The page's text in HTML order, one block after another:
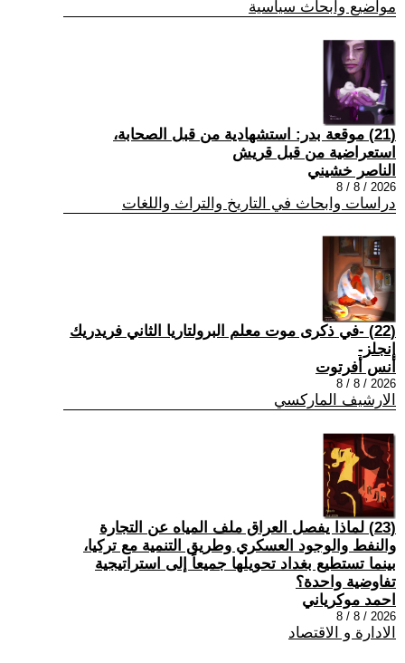
مواضيع وابحاث سياسية
(21) موقعة بدر: استشهادية من قبل الصحابة،
استعراضية من قبل قريش
الناصر خشيني
2026 / 8 / 8
دراسات وابحاث في التاريخ والتراث واللغات
(22) -في ذكرى موت معلم البرولتاريا الثاني فريدريك
إنجلز-
أنس أفرتوت
2026 / 8 / 8
الارشيف الماركسي
(23) لماذا يفصل العراق ملف المياه عن التجارة
والنفط والوجود العسكري وطريق التنمية مع تركيا،
بينما تستطيع بغداد تحويلها جميعاً إلى استراتيجية
تفاوضية واحدة؟
احمد موكرياني
2026 / 8 / 8
الادارة و الاقتصاد